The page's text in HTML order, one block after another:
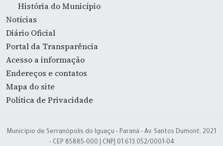
História do Município
Notícias
Diário Oficial
Portal da Transparência
Acesso a informação
Endereços e contatos
Mapa do site
Política de Privacidade
Município de Serranópolis do Iguaçu - Paraná - Av. Santos Dumont, 2021
- CEP 85885-000 | CNPJ 01.613.052/0001-04